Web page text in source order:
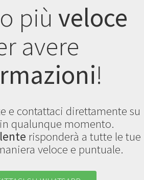
più veloce
avere
!
e contattaci direttamente su
in qualunque momento.
risponderà a tutte le tue
veloce e puntuale.